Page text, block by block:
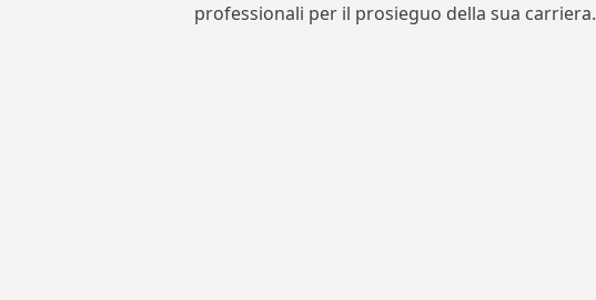
professionali per il prosieguo della sua carriera.